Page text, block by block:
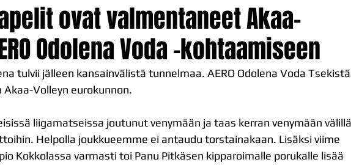
ovat valmentaneet Akaa-
Odolena Voda -kohtaamiseen
tulvii jälleen kansainvälistä tunnelmaa. AERO Odolena Voda Tsekistä
Volleyn eurokunnon.
liigamatseissa joutunut venymään ja taas kerran venymään välillä
Helpolla joukkueemme ei antaudu torstainakaan. Lisäksi viime
Kokkolassa varmasti toi Panu Pitkäsen kipparoimalle porukalle lisää